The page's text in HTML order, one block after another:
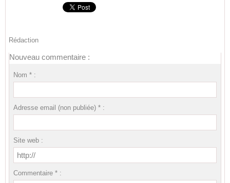
Rédaction
Nouveau commentaire :
Nom * :
Adresse email (non publiée) * :
Site web :
Commentaire * :